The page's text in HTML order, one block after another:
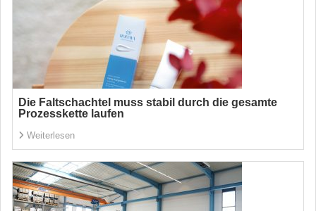
Die Faltschachtel muss stabil durch die gesamte
Prozesskette laufen
Weiterlesen